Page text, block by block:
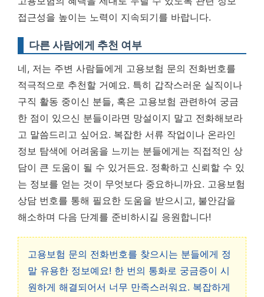
접근성을 높이는 노력이 지속되기를 바랍니다.
다른 사람에게 추천 여부
네, 저는 주변 사람들에게 고용보험 문의 전화번호를
적극적으로 추천할 거예요. 특히 갑작스러운 실직이나
구직 활동 중이신 분들, 혹은 고용보험 관련하여 궁금
한 점이 있으신 분들이라면 망설이지 말고 전화해보라
고 말씀드리고 싶어요. 복잡한 서류 작업이나 온라인
정보 탐색에 어려움을 느끼는 분들에게는 직접적인 상
담이 큰 도움이 될 수 있거든요. 정확하고 신뢰할 수 있
는 정보를 얻는 것이 무엇보다 중요하니까요. 고용보험
상담 번호를 통해 필요한 도움을 받으시고, 불안감을
해소하며 다음 단계를 준비하시길 응원합니다!
고용보험 문의 전화번호를 찾으시는 분들에게 정
말 유용한 정보예요! 한 번의 통화로 궁금증이 시
원하게 해결되어서 너무 만족스러워요. 복잡하게